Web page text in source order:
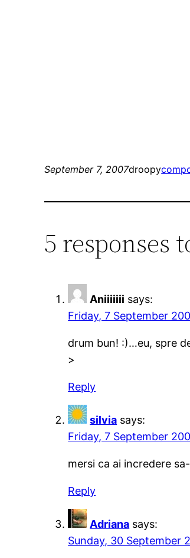
September 7, 2007droopy
5 responses
Aniiiiiii says:
Friday, 7 September
drum bun! :)…eu, spre
>
Reply
silvia says:
Friday, 7 September
mersi ca ai incredere
Reply
Adriana says:
Sunday, 30 September